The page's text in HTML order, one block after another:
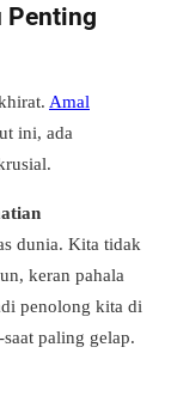
Penting
Amal
ini, ada
dunia. Kita tidak
keran pahala
penolong kita di
paling gelap.